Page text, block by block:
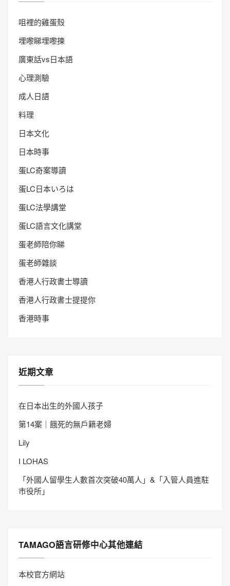
咀裡的雞蛋殼
埋嚟睇埋嚟揀
廣東話vs日本語
心理測驗
成人日語
料理
日本文化
日本時事
蛋LC奇案導讀
蛋LC日本いろは
蛋LC法學講堂
蛋LC語言文化講堂
蛋老師陪你睇
蛋老師雜談
香港人行政書士導讀
香港人行政書士提提你
香港時事
近期文章
在日本出生的外國人孩子
第14案｜餓死的無戶籍老婦
Lily
I LOHAS
「外國人留學生人數首次突破40萬人」&「入管人員進駐
市役所」
TAMAGO語言研修中心其他連結
本校官方網站